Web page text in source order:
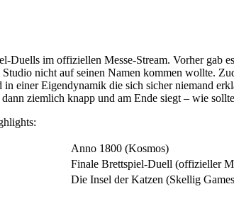
Duells im offiziellen Messe-Stream. Vorher gab
nicht auf seinen Namen kommen wollte.
einer Eigendynamik die sich sicher niemand
ziemlich knapp und am Ende siegt – wie
Anno 1800 (Kosmos)
Finale Brettspiel-Duell (offizieller
Die Insel der Katzen (Skellig